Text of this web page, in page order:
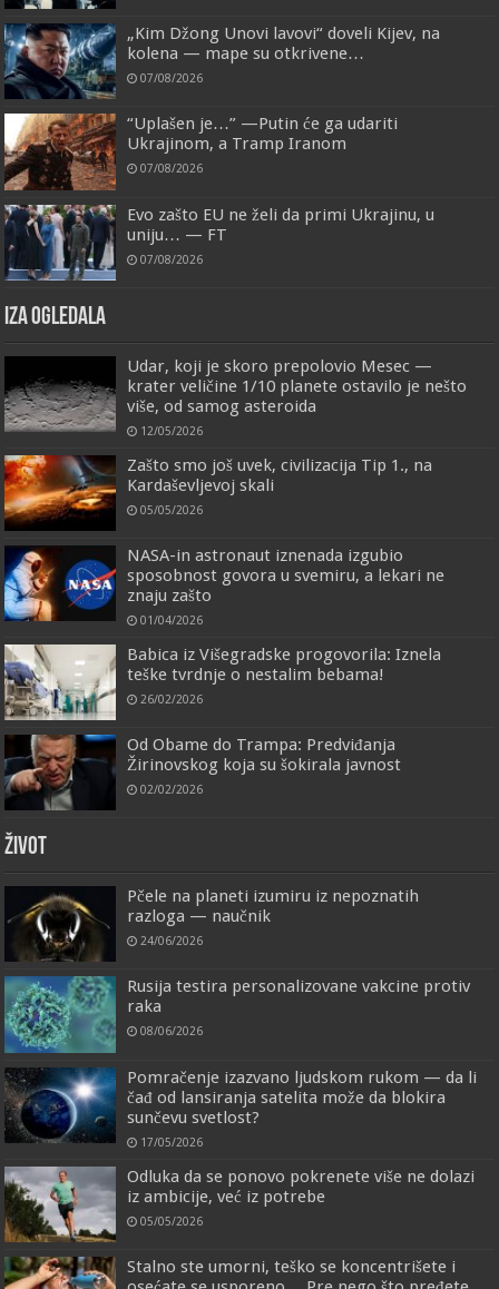
„Kim Džong Unovi lavovi“ doveli Kijev, na
kolena — mape su otkrivene…
07/08/2026
“Uplašen je…” —Putin će ga udariti
Ukrajinom, a Tramp Iranom
07/08/2026
Evo zašto EU ne želi da primi Ukrajinu, u
uniju… — FT
07/08/2026
IZA OGLEDALA
Udar, koji je skoro prepolovio Mesec —
krater veličine 1/10 planete ostavilo je nešto
više, od samog asteroida
12/05/2026
Zašto smo još uvek, civilizacija Tip 1., na
Kardaševljevoj skali
05/05/2026
NASA-in astronaut iznenada izgubio
sposobnost govora u svemiru, a lekari ne
znaju zašto
01/04/2026
Babica iz Višegradske progovorila: Iznela
teške tvrdnje o nestalim bebama!
26/02/2026
Od Obame do Trampa: Predviđanja
Žirinovskog koja su šokirala javnost
02/02/2026
ŽIVOT
Pčele na planeti izumiru iz nepoznatih
razloga — naučnik
24/06/2026
Rusija testira personalizovane vakcine protiv
raka
08/06/2026
Pomračenje izazvano ljudskom rukom — da li
čađ od lansiranja satelita može da blokira
sunčevu svetlost?
17/05/2026
Odluka da se ponovo pokrenete više ne dolazi
iz ambicije, već iz potrebe
05/05/2026
Stalno ste umorni, teško se koncentrišete i